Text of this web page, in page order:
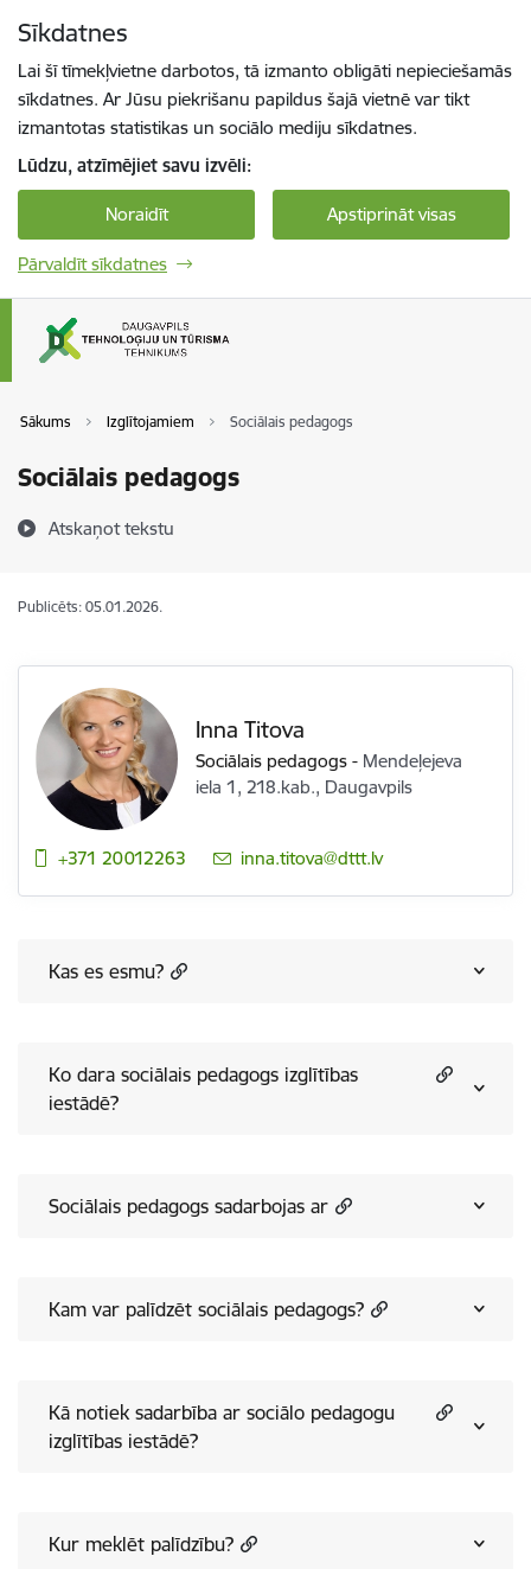
Sīkdatnes
Lai šī tīmekļvietne darbotos, tā izmanto obligāti nepieciešamās
sīkdatnes. Ar Jūsu piekrišanu papildus šajā vietnē var tikt
izmantotas statistikas un sociālo mediju sīkdatnes.
Lūdzu, atzīmējiet savu izvēli:
Noraidīt Apstiprināt visas
Pārvaldīt sīkdatnes
Sākums Izglītojamiem Sociālais pedagogs
Sociālais pedagogs
Atskaņot tekstu
Publicēts: 05.01.2026.
Inna Titova
Sociālais pedagogs - Mendeļejeva
iela 1, 218.kab., Daugavpils
+371 20012263 E-pasts:
inna.titova@dttt.lv
Kas es esmu?
Ko dara sociālais pedagogs izglītības
iestādē?
Sociālais pedagogs sadarbojas ar
Kam var palīdzēt sociālais pedagogs?
Kā notiek sadarbība ar sociālo pedagogu
izglītības iestādē?
Kur meklēt palīdzību?